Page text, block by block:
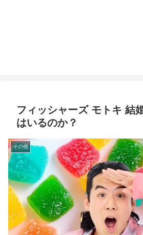
フィッシャーズ モトキ 結
はいるのか？
その他